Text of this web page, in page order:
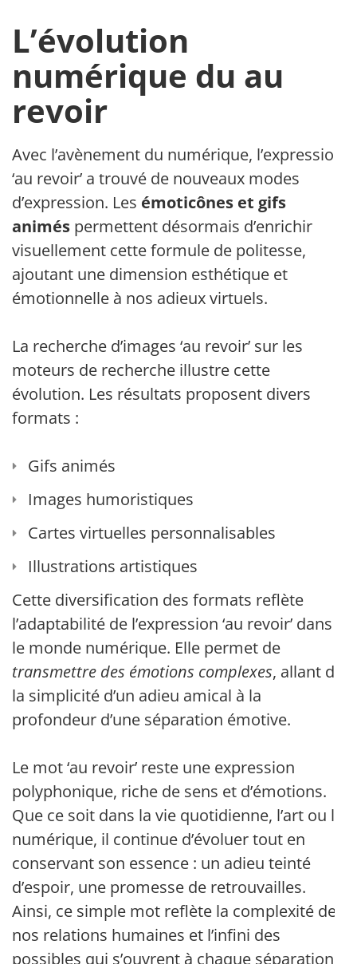
L’évolution
numérique du au
revoir
Avec l’avènement du numérique, l’expression
‘au revoir’ a trouvé de nouveaux modes
d’expression. Les émoticônes et gifs
animés permettent désormais d’enrichir
visuellement cette formule de politesse,
ajoutant une dimension esthétique et
émotionnelle à nos adieux virtuels.
La recherche d’images ‘au revoir’ sur les
moteurs de recherche illustre cette
évolution. Les résultats proposent divers
formats :
Gifs animés
Images humoristiques
Cartes virtuelles personnalisables
Illustrations artistiques
Cette diversification des formats reflète
l’adaptabilité de l’expression ‘au revoir’ dans
le monde numérique. Elle permet de
transmettre des émotions complexes, allant de
la simplicité d’un adieu amical à la
profondeur d’une séparation émotive.
Le mot ‘au revoir’ reste une expression
polyphonique, riche de sens et d’émotions.
Que ce soit dans la vie quotidienne, l’art ou le
numérique, il continue d’évoluer tout en
conservant son essence : un adieu teinté
d’espoir, une promesse de retrouvailles.
Ainsi, ce simple mot reflète la complexité de
nos relations humaines et l’infini des
possibles qui s’ouvrent à chaque séparation.